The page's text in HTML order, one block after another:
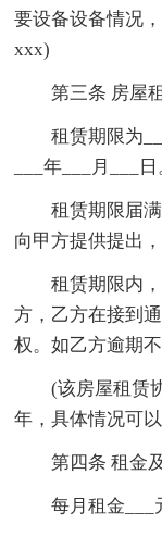
要设备设备情况
xxx)
第三条 房屋
租赁期限为
___年___月___日
租赁期限届
向甲方提供提出
租赁期限内
方，乙方在接到
权。如乙方逾期
(该房屋租赁
年，具体情况可
第四条 租金
每月租金___